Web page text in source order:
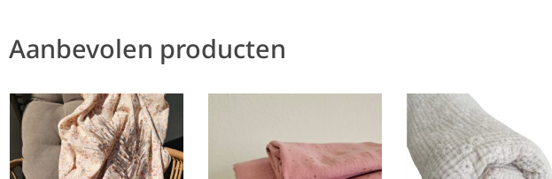
Aanbevolen producten